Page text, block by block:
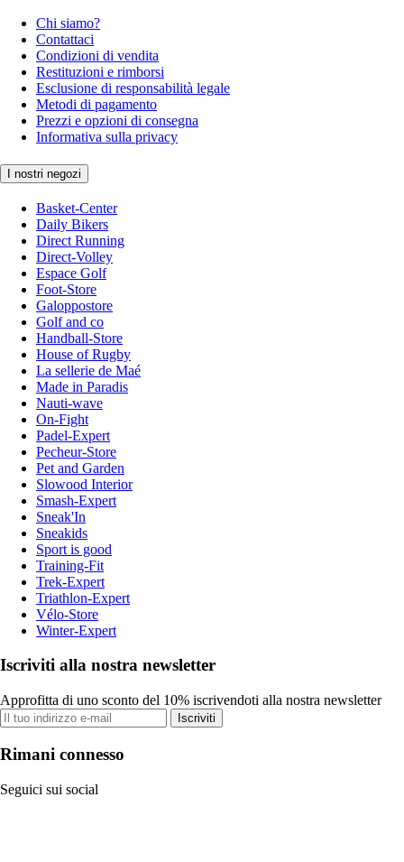
Chi siamo?
Contattaci
Condizioni di vendita
Restituzioni e rimborsi
Esclusione di responsabilità legale
Metodi di pagamento
Prezzi e opzioni di consegna
Informativa sulla privacy
I nostri negozi
Basket-Center
Daily Bikers
Direct Running
Direct-Volley
Espace Golf
Foot-Store
Galoppostore
Golf and co
Handball-Store
House of Rugby
La sellerie de Maé
Made in Paradis
Nauti-wave
On-Fight
Padel-Expert
Pecheur-Store
Pet and Garden
Slowood Interior
Smash-Expert
Sneak'In
Sneakids
Sport is good
Training-Fit
Trek-Expert
Triathlon-Expert
Vélo-Store
Winter-Expert
Iscriviti alla nostra newsletter
Approfitta di uno sconto del 10% iscrivendoti alla nostra newsletter
Iscriviti
Rimani connesso
Seguici sui social